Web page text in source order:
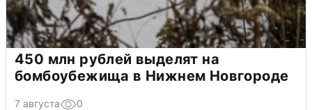
450 млн рублей выделят на
бомбоубежища в Нижнем Новгороде
7 августа 0